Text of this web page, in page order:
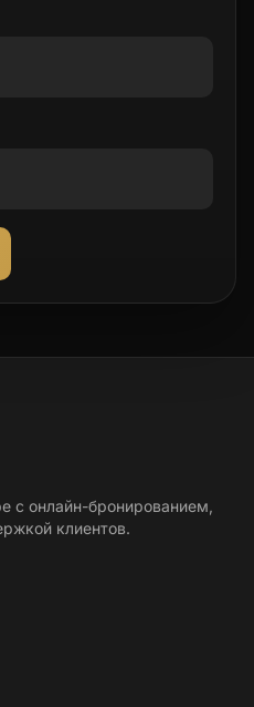
с онлайн-бронированием,
клиентов.